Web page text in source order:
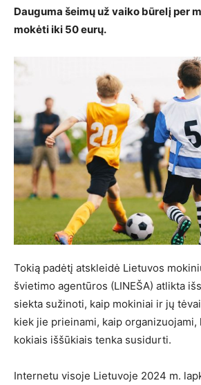
Dauguma šeimų už vaiko būrelį per
mokėti iki 50 eurų.
Tokią padėtį atskleidė Lietuvos
švietimo agentūros (LINEŠA) atlikta
siekta sužinoti, kaip mokiniai ir jų
kiek jie prieinami, kaip organizuojami,
kokiais iššūkiais tenka susidurti.
Internetu visoje Lietuvoje 2024 m.